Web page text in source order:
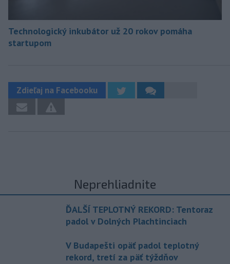
Technologický inkubátor už 20 rokov pomáha
startupom
Zdieľaj na Facebooku
Neprehliadnite
ĎALŠÍ TEPLOTNÝ REKORD: Tentoraz
padol v Dolných Plachtinciach
V Budapešti opäť padol teplotný
rekord, tretí za päť týždňov